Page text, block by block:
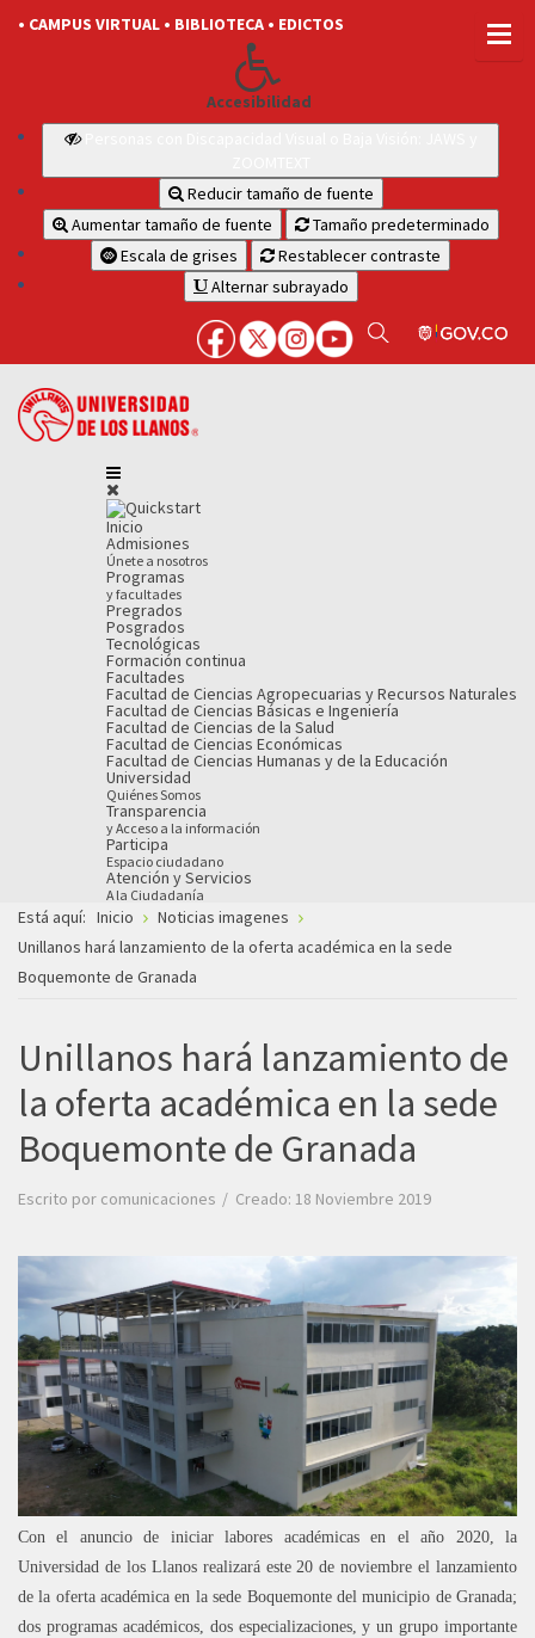
• CAMPUS VIRTUAL • BIBLIOTECA • EDICTOS
Accesibilidad
Reducir tamaño de fuente
Aumentar tamaño de fuente
Tamaño predeterminado
Escala de grises
Restablecer contraste
Alternar subrayado
Inicio
Admisiones
Únete a nosotros
Programas
y facultades
Pregrados
Posgrados
Tecnológicas
Formación continua
Facultades
Facultad de Ciencias Agropecuarias y Recursos Naturales
Facultad de Ciencias Básicas e Ingeniería
Facultad de Ciencias de la Salud
Facultad de Ciencias Económicas
Facultad de Ciencias Humanas y de la Educación
Universidad
Quiénes Somos
Transparencia
y Acceso a la información
Participa
Espacio ciudadano
Atención y Servicios
A la Ciudadanía
Está aquí: Inicio
Noticias imagenes
Unillanos hará lanzamiento de la oferta académica en la sede
Boquemonte de Granada
Unillanos hará lanzamiento de
la oferta académica en la sede
Boquemonte de Granada
Escrito por comunicaciones Creado: 18 Noviembre 2019
Con el anuncio de iniciar labores académicas en el año 2020, la
Universidad de los Llanos realizará este 20 de noviembre el lanzamiento
de la oferta académica en la sede Boquemonte del municipio de Granada;
dos programas académicos, dos especializaciones, y un grupo importante